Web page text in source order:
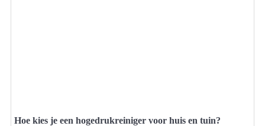
Hoe kies je een hogedrukreiniger voor huis en tuin?